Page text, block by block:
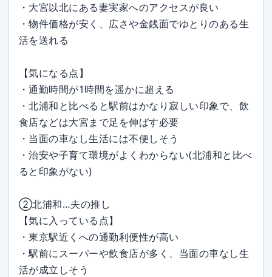
・大宮以北にある妻実家へのアクセスが良い
・物件価格が安く、広さや金銭面でゆとりのある生
活を送れる
【気になる点】
・通勤時間が1時間を遥かに超える
・北浦和と比べると駅前はかなり寂しい印象で、飲
食店などは大宮まで足を伸ばす必要
・当面の車なし生活には不便しそう
・治安や子育て環境がよくわからない(北浦和と比べ
ると印象がない)
②北浦和…夫の推し
【気に入っている点】
・東京駅近くへの通勤利便性が高い
・駅前にスーパーや飲食店が多く、当面の車なし生
活が成立しそう